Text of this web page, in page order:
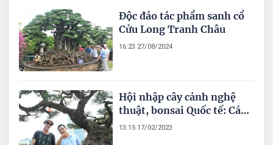
Độc đáo tác phẩm sanh cổ
Cửu Long Tranh Châu
16:23 27/08/2024
Hội nhập cây cảnh nghệ
thuật, bonsai Quốc tế: Cách
tiếp cận nào phù hợp với
13:15 17/02/2023